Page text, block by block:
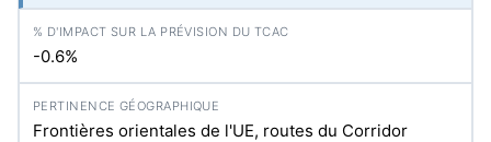
-0.6%
Frontières orientales de l'UE, routes du Corridor